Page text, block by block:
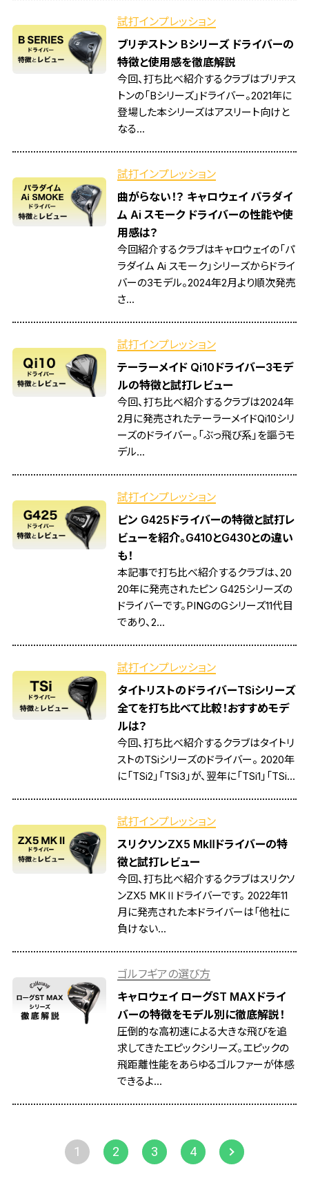
試打インプレッション
ブリヂストン Bシリーズ ドライバーの
特徴と使用感を徹底解説
今回、打ち比べ紹介するクラブはブリヂス
トンの「Bシリーズ」ドライバー。2021年に
登場した本シリーズはアスリート向けと
なる...
試打インプレッション
曲がらない！？ キャロウェイ パラダイ
ム Ai スモーク ドライバーの性能や使
用感は？
今回紹介するクラブはキャロウェイの「パ
ラダイム Ai スモーク」シリーズからドライ
バーの3モデル。2024年2月より順次発売
さ...
試打インプレッション
テーラーメイド Qi10ドライバー3モデ
ルの特徴と試打レビュー
今回、打ち比べ紹介するクラブは2024年
2月に発売されたテーラーメイドQi10シリ
ーズのドライバー。「ぶっ飛び系」を謳うモ
デル...
試打インプレッション
ピン G425ドライバーの特徴と試打レ
ビューを紹介。G410とG430との違い
も！
本記事で打ち比べ紹介するクラブは、20
20年に発売されたピン G425シリーズの
ドライバーです。PINGのGシリーズ11代目
であり、2...
試打インプレッション
タイトリストのドライバーTSiシリーズ
全てを打ち比べて比較！おすすめモデ
ルは？
今回、打ち比べ紹介するクラブはタイトリ
ストのTSiシリーズのドライバー。 2020年
に「TSi2」「TSi3」が、翌年に「TSi1」「TSi...
試打インプレッション
スリクソンZX5 MkⅡドライバーの特
徴と試打レビュー
今回、打ち比べ紹介するクラブはスリクソ
ンZX5 MKⅡドライバーです。 2022年11
月に発売された本ドライバーは「他社に
負けない...
ゴルフギアの選び方
キャロウェイ ローグST MAXドライ
バーの特徴をモデル別に徹底解説！
圧倒的な高初速による大きな飛びを追
求してきたエピックシリーズ。エピックの
飛距離性能をあらゆるゴルファーが体感
できるよ...
1 2 3 4